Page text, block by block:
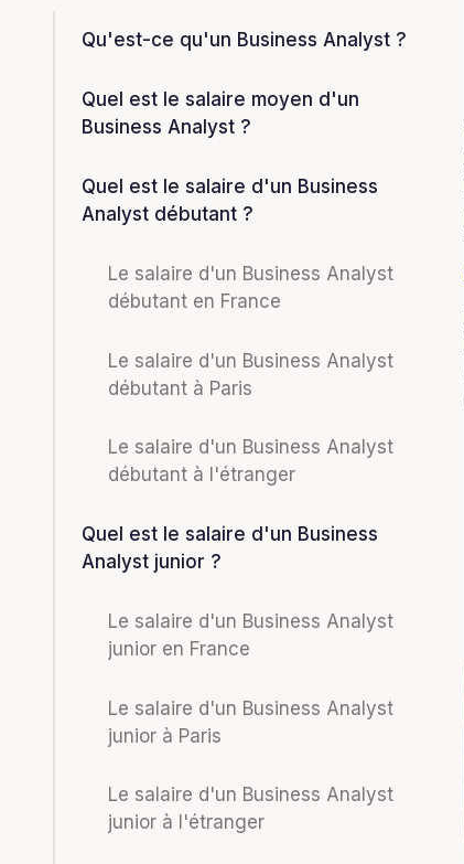
Qu'est-ce qu'un Business Analyst ?
Quel est le salaire moyen d'un
Business Analyst ?
Quel est le salaire d'un Business
Analyst débutant ?
Le salaire d'un Business Analyst
débutant en France
Le salaire d'un Business Analyst
débutant à Paris
Le salaire d'un Business Analyst
débutant à l'étranger
Quel est le salaire d'un Business
Analyst junior ?
Le salaire d'un Business Analyst
junior en France
Le salaire d'un Business Analyst
junior à Paris
Le salaire d'un Business Analyst
junior à l'étranger